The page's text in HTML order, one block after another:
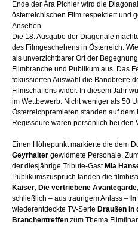
Ende der Ära Pichler wird die
österreichischen Film respektiert und
Ansehen.
Die 18. Ausgabe der Diagonale
des Filmgeschehens in Österreich.
als unverzichtbarer Ort der
Filmbranche und Publikum aus. Das
fokussierten Auswahl die Bandbreite
Filmschaffens wider. In diesem Jahr
im Wettbewerb. Nicht weniger als 50
Österreichpremieren standen auf
Regisseure waren persönlich bei den
Einen Höhepunkt markierte die dem
Geyrhalter gewidmete Personale.
der diesjährige Tribute-Gast Mia
Publikumszuspruch fanden die
Kaiser, Die vertriebene Avantegarde,
schließlich – aus traurigem Anlass –
wiederentdeckte TV-Serie Draußen in
Branchentreffen zum Thema